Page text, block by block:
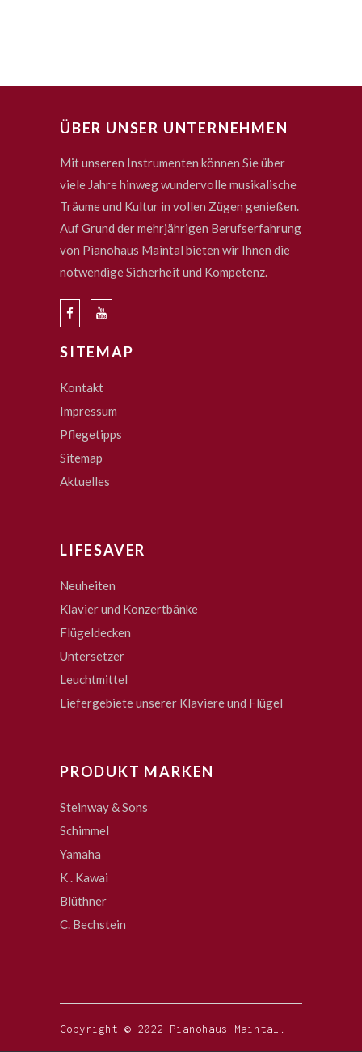
ÜBER UNSER UNTERNEHMEN
Mit unseren Instrumenten können Sie über
viele Jahre hinweg wundervolle musikalische
Träume und Kultur in vollen Zügen genießen.
Auf Grund der mehrjährigen Berufserfahrung
von Pianohaus Maintal bieten wir Ihnen die
notwendige Sicherheit und Kompetenz.
SITEMAP
Kontakt
Impressum
Pflegetipps
Sitemap
Aktuelles
LIFESAVER
Neuheiten
Klavier und Konzertbänke
Flügeldecken
Untersetzer
Leuchtmittel
Liefergebiete unserer Klaviere und Flügel
PRODUKT MARKEN
Steinway & Sons
Schimmel
Yamaha
K . Kawai
Blüthner
C. Bechstein
Copyright © 2022 Pianohaus Maintal.